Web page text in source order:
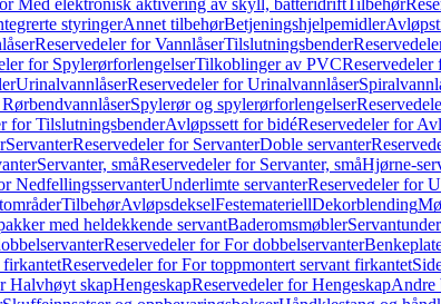
Med elektronisk aktivering av skyll, batteridriftTilbehør
styringerAnnet tilbehørBetjeningshjelpemidler
Reservedeler for VannlåserTilslutningsbender
for SpylerørforlengelserTilkoblinger av PVC
UrinalvannlåserReservedeler for Urinalvannlåser
Spylerør og spylerørforlengelser
for TilslutningsbenderAvløpssett for bidéReservedeler for
ServanterReservedeler for ServanterDoble servanter
Servanter, småReservedeler for Servanter, småHjørne-
NedfellingsservanterUnderlimte servanterReservedeler for
TilbehørAvløpsdekselFestemateriellDekorblending
med heldekkende servantBaderomsmøbler
Reservedeler for For dobbelservanter
firkantetReservedeler for For toppmontert servant firkantet
Halvhøyt skapHengeskapReservedeler for HengeskapAndre